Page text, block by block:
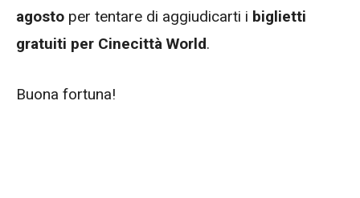
agosto per tentare di aggiudicarti i biglietti
gratuiti per Cinecittà World.
Buona fortuna!